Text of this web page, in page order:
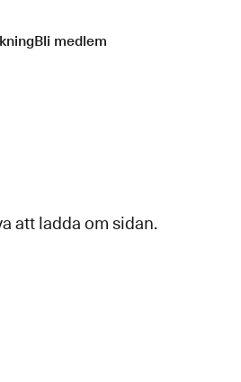
Bli medlem
att ladda om sidan.